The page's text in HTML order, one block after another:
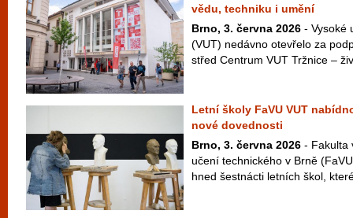
vědu, techniku i umění
Brno, 3. června 2026 - Vysoké
(VUT) nedávno otevřelo za
střed Centrum VUT Tržnice –
Letní školy FaVU VUT
nové dovednosti
Brno, 3. června 2026 - Fakulta
učení technického v Brně
hned šestnácti letních škol,